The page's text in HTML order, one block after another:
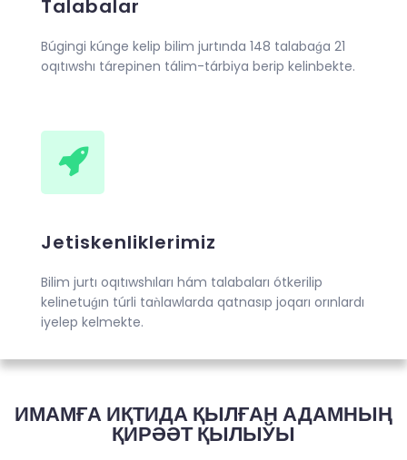
Talabalar
Búgingi kúnge kelip bilim jurtında 148 talabaǵa 21
oqıtıwshı tárepinen tálim-tárbiya berip kelinbekte.
Jetiskenliklerimiz
Bilim jurtı oqıtıwshıları hám talabaları ótkerilip
kelinetuǵın túrli taǹlawlarda qatnasıp joqarı orınlardı
iyelep kelmekte.
ИМАМҒА ИҚТИДА ҚЫЛҒАН АДАМНЫҢ
ҚИРӘӘТ ҚЫЛЫЎЫ